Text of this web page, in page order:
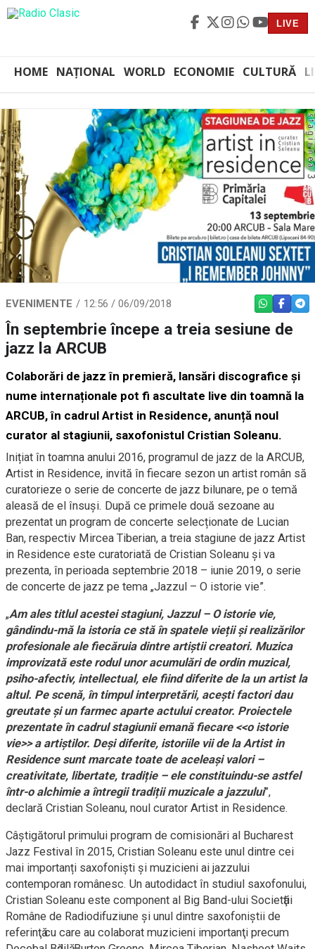
LIVE
HOME NAȚIONAL WORLD ECONOMIE CULTURĂ
EVENIMENTE 12:56 / 06/09/2018 WHATSAPP
În septembrie începe a treia sesiune de
jazz la ARCUB
Colaborări de jazz în premieră, lansări discografice și
nume internaționale pot fi ascultate live din toamnă la
ARCUB, în cadrul Artist in Residence, anunță noul
curator al stagiunii, saxofonistul Cristian Soleanu.
Inițiat în toamna anului 2016, programul de jazz de la ARCUB,
Artist in Residence, invită în fiecare sezon un artist român să
curatorieze o serie de concerte de jazz bilunare, pe o temă
aleasă de el însuși. După ce primele două sezoane au
prezentat un program de concerte selecționate de Lucian
Ban, respectiv Mircea Tiberian, a treia stagiune de jazz Artist
in Residence este curatoriată de Cristian Soleanu și va
prezenta, în perioada septembrie 2018 – iunie 2019, o serie
de concerte de jazz pe tema „Jazzul – O istorie vie”.
„Am ales titlul acestei stagiuni, Jazzul – O istorie vie,
gândindu-mă la istoria ce stă în spatele vieții și realizărilor
profesionale ale fiecăruia dintre artiștii creatori. Muzica
improvizată este rodul unor acumulări de ordin muzical,
psiho-afectiv, intellectual, ele fiind diferite de la un artist la
altul. Pe scenă, în timpul interpretării, acești factori dau
greutate și un farmec aparte actului creator. Proiectele
prezentate în cadrul stagiunii emană fiecare <<o istorie
vie>> a artiștilor. Deși diferite, istoriile vii de la Artist in
Residence sunt marcate toate de aceleași valori –
creativitate, libertate, tradiție – ele constituindu-se astfel
într-o alchimie a întregii tradiții muzicale a jazzului”,
declară Cristian Soleanu, noul curator Artist in Residence.
Câștigătorul primului program de comisionări al Bucharest
Jazz Festival în 2015, Cristian Soleanu este unul dintre cei
mai importanți saxofoniști și muzicieni ai jazzului
contemporan românesc. Un autodidact în studiul saxofonului,
Cristian Soleanu este component al Big Band-ului Societӑţii
Române de Radiodifuziune şi unul dintre saxofoniştii de
referinţӑ cu care au colaborat muzicieni importanţi precum